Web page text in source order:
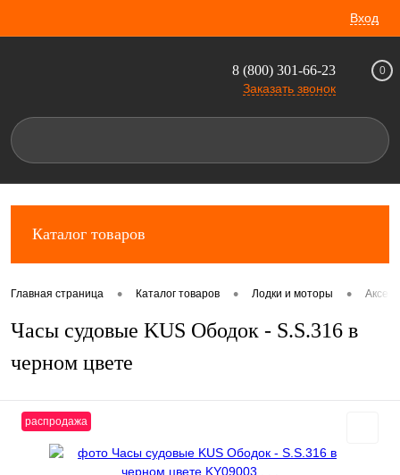
Вход
8 (800) 301-66-23
Заказать звонок
0
Каталог товаров
Главная страница • Каталог товаров • Лодки и моторы •
Часы судовые KUS Ободок - S.S.316 в
черном цвете
распродажа